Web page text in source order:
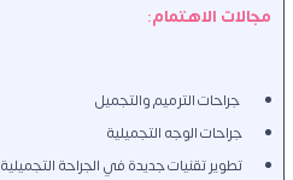
مجالات الاهتمام:
جراحات الترميم والتجميل
جراحات الوجه التجميلية
تطوير تقنيات جديدة في الجراحة التجميلية